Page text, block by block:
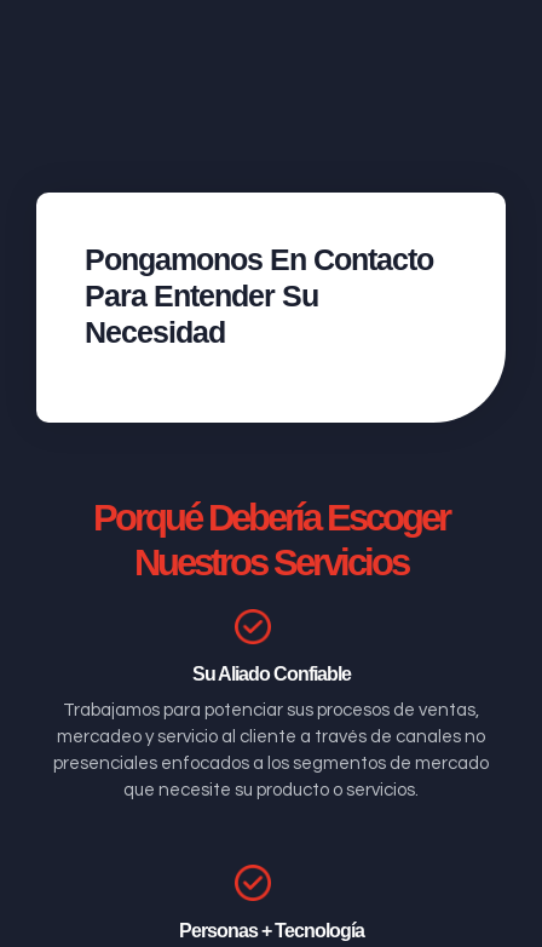
Pongamonos En Contacto
Para Entender Su
Necesidad
Porqué Debería Escoger
Nuestros Servicios
Su Aliado Confiable
Trabajamos para potenciar sus procesos de ventas,
mercadeo y servicio al cliente a través de canales no
presenciales enfocados a los segmentos de mercado
que necesite su producto o servicios.
Personas + Tecnología